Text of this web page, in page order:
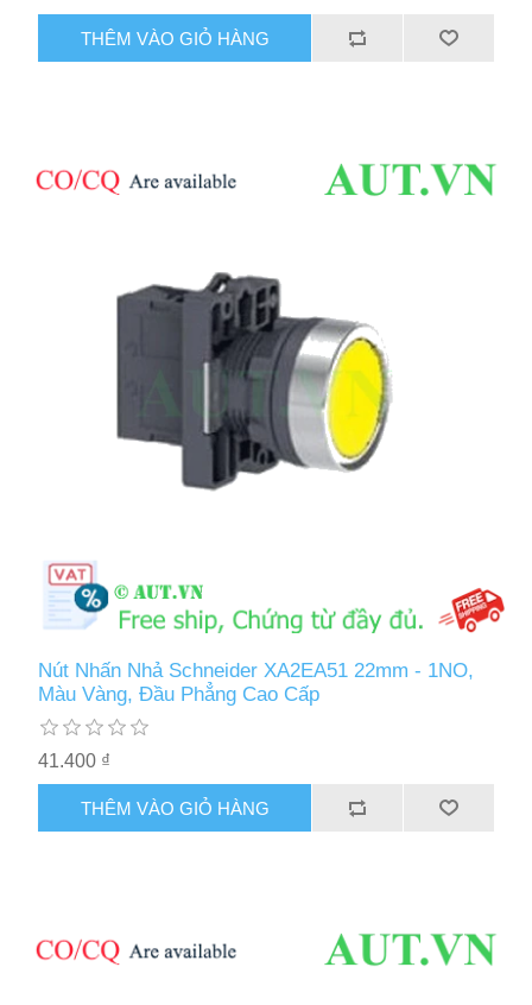
THÊM VÀO GIỎ HÀNG
Nút Nhấn Nhả Schneider XA2EA51 22mm - 1NO,
Màu Vàng, Đầu Phẳng Cao Cấp
41.400 ₫
THÊM VÀO GIỎ HÀNG